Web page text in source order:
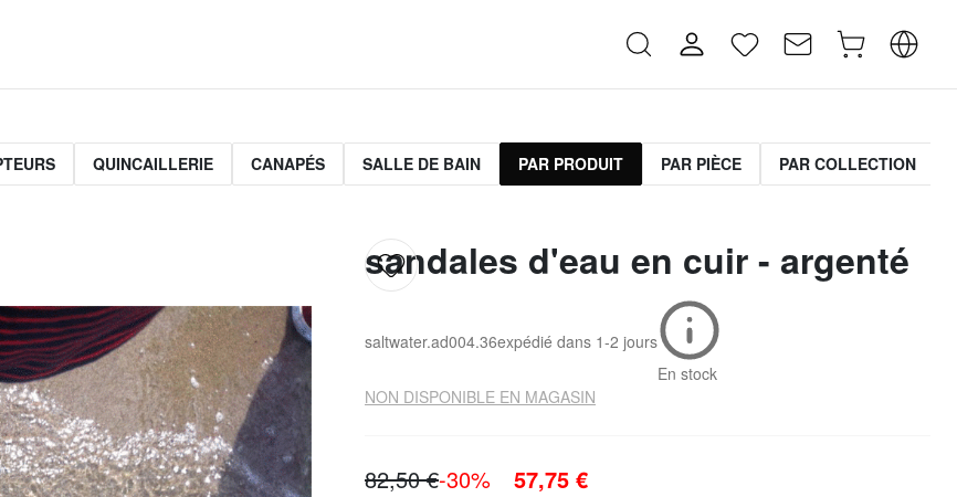
QUINCAILLERIE CANAPÉS SALLE DE BAIN PAR PRODUIT PAR PIÈCE PAR COLLECTION
sandales d'eau en cuir - argenté
saltwater.ad004.36expédié dans 1-2 jours
En stock
NON DISPONIBLE EN MAGASIN
82,50 €-30% 57,75 €